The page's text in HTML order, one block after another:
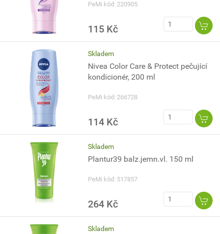
PeMi kód: 220905
115 Kč
Skladem
Nivea Color Care & Protect pečující
kondicionér, 200 ml
PeMi kód: 266728
114 Kč
Skladem
Plantur39 balz.jemn.vl. 150 ml
PeMi kód: 517857
264 Kč
Skladem